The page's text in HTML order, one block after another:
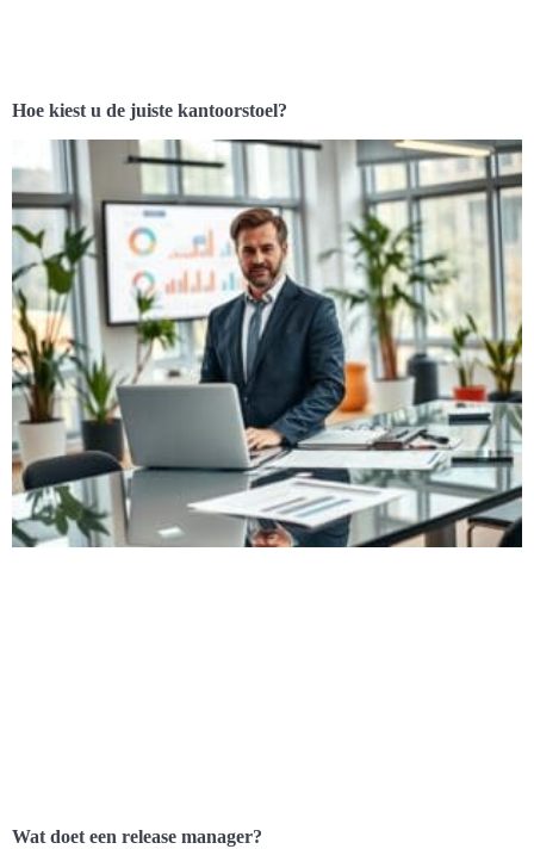
Hoe kiest u de juiste kantoorstoel?
Wat doet een release manager?